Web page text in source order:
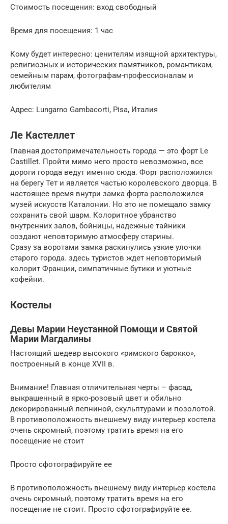
Стоимость посещения: вход свободный
Время для посещения: 1 час
Кому будет интересно: ценителям изящной архитектуры,
религиозных и исторических памятников, романтикам,
семейным парам, фотографам-профессионалам и
любителям
Адрес: Lungarno Gambacorti, Pisa, Италия
Ле Кастеллет
Главная достопримечательность города — это форт Le
Castillet. Пройти мимо него просто невозможно, все
дороги города ведут именно сюда. Форт расположился
на берегу Тет и является частью королевского дворца. В
настоящее время внутри замка форта расположился
музей искусств Каталонии. Но это не помещало замку
сохранить свой шарм. Колоритное убранство
внутренних залов, бойницы, надежные тайники
создают неповторимую атмосферу старины.
Сразу за воротами замка раскинулись узкие улочки
старого города. здесь туристов ждет неповторимый
колорит Франции, симпатичные бутики и уютные
кофейни.
Костелы
Девы Марии Неустанной Помощи и Святой
Марии Магдалины
Настоящий шедевр высокого «римского барокко»,
построенный в конце XVII в.
Внимание! Главная отличительная черты – фасад,
выкрашенный в ярко-розовый цвет и обильно
декорированный лепниной, скульптурами и позолотой.
В противоположность внешнему виду интерьер костела
очень скромный, поэтому тратить время на его
посещение не стоит
Просто сфотографируйте ее
В противоположность внешнему виду интерьер костела
очень скромный, поэтому тратить время на его
посещение не стоит. Просто сфотографируйте ее.